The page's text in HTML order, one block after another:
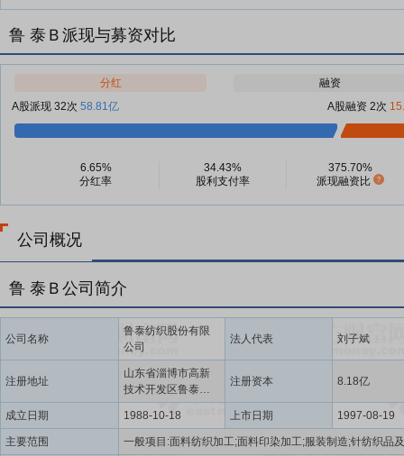
鲁 泰Ｂ派现与募资对比
分红
融资
A股派现 32次 58.81亿 A股融资 2次
6.65%
分红率
34.43%
股利支付率
375.70%
派现融资比
公司概况
鲁 泰Ｂ公司简介
公司名称
鲁泰纺织股份有限
公司
法人代表 刘子斌
注册地址
山东省淄博市高新
技术开发区鲁泰大
道61号
注册资本 8.18亿
成立日期 1988-10-18 上市日期 1997-08-19
主要范围